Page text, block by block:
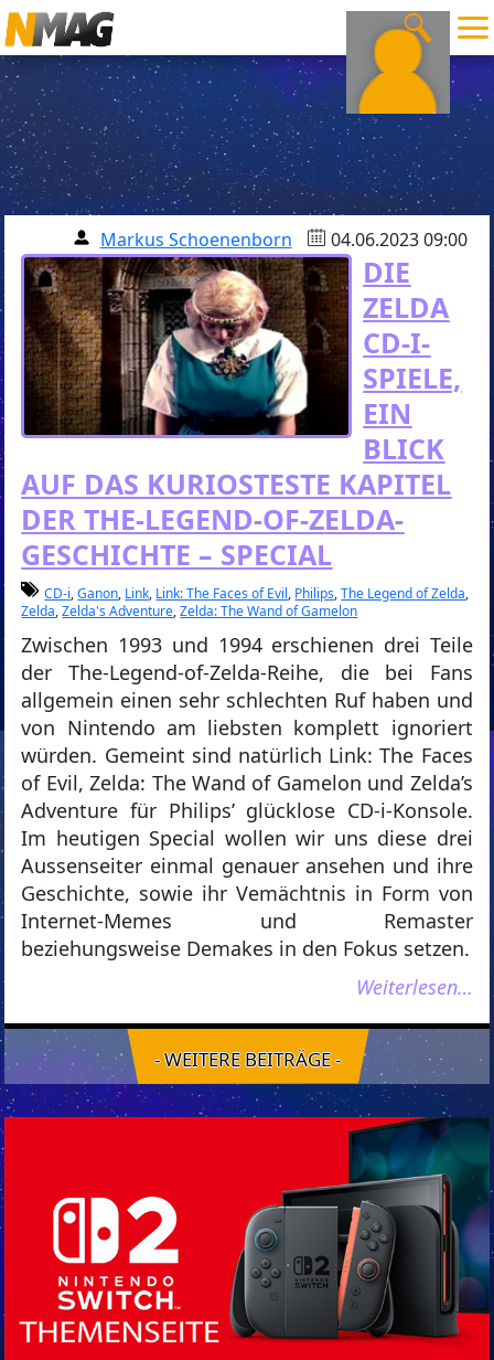
Markus Schoenenborn 04.06.2023 09:00
DIE
ZELDA
CD-I-
SPIELE,
EIN
BLICK
AUF DAS KURIOSTESTE KAPITEL
DER THE-LEGEND-OF-ZELDA-
GESCHICHTE – SPECIAL
CD-i,Ganon, Link, Link: The Faces of Evil, Philips,The Legend of Zelda,
Zelda,Zelda's Adventure,Zelda: The Wand of Gamelon
Zwischen 1993 und 1994 erschienen drei Teile
der The-Legend-of-Zelda-Reihe, die bei Fans
allgemein einen sehr schlechten Ruf haben und
von Nintendo am liebsten komplett ignoriert
würden. Gemeint sind natürlich Link: The Faces
of Evil, Zelda: The Wand of Gamelon und Zelda’s
Adventure für Philips’ glücklose CD-i-Konsole.
Im heutigen Special wollen wir uns diese drei
Aussenseiter einmal genauer ansehen und ihre
Geschichte, sowie ihr Vemächtnis in Form von
Internet-Memes und Remaster
beziehungsweise Demakes in den Fokus setzen.
Weiterlesen…
- WEITERE BEITRÄGE -